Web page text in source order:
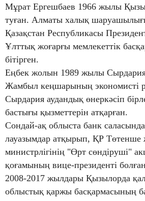
Мұрат Ергешбаев 1966 жылы
туған. Алматы халық
Қазақстан Республикасы
Ұлттық жоғарғы мемлекеттік
бітірген.
Еңбек жолын 1989 жылы
Жамбыл кеңшарының экономисті
Сырдария аудандық өнеркәсіп
бастығы қызметтерін атқарған.
Сондай-ақ облыста банк
лауазымдар атқырып, ҚР Төтенше
министрлігінің "Өрт сөндіруші"
қоғамының вице-президенті
2008-2017 жылдары Қызылорда
облыстық қаржы басқармасының